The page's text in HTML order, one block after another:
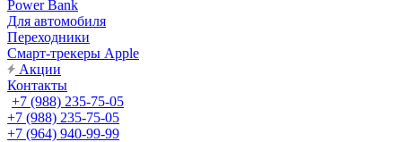
Power Bank
Для автомобиля
Переходники
Смарт-трекеры Apple
Акции
Контакты
+7 (988) 235-75-05
+7 (988) 235-75-05
+7 (964) 940-99-99